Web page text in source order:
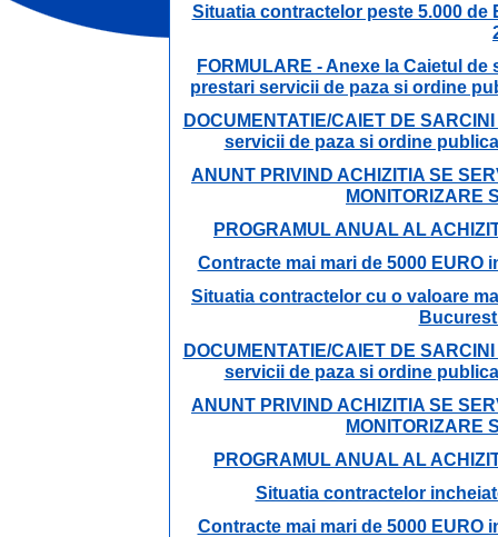
Situatia contractelor peste 5.000 de
FORMULARE - Anexe la Caietul
prestari servicii de paza si ordine
DOCUMENTATIE/CAIET DE
servicii de paza si ordine
ANUNT PRIVIND ACHIZITIA SE
MONITORIZARE
PROGRAMUL ANUAL AL
Contracte mai mari de 5000 EURO
Situatia contractelor cu o valoare
DOCUMENTATIE/CAIET DE
servicii de paza si ordine
ANUNT PRIVIND ACHIZITIA SE
MONITORIZARE
PROGRAMUL ANUAL AL
Situatia contractelor
Contracte mai mari de 5000 EURO